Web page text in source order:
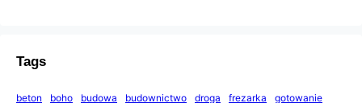
Tags
beton boho budowa budownictwo droga frezarka gotowanie